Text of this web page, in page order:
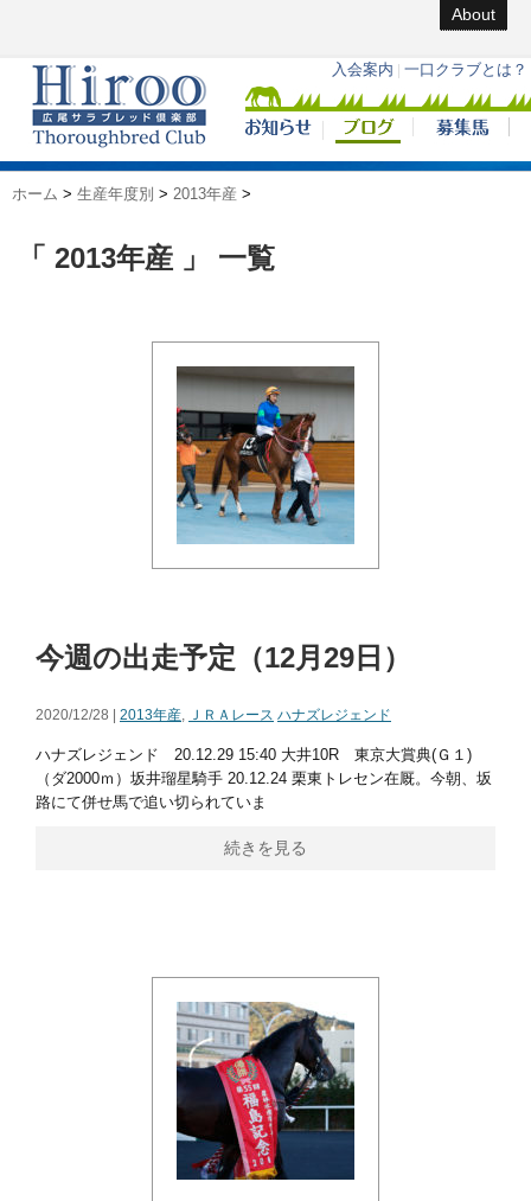
About
ホーム > 生産年度別 > 2013年産 >
「 2013年産 」 一覧
今週の出走予定（12月29日）
2020/12/28 | 2013年産, ＪＲＡレース ハナズレジェンド
ハナズレジェンド 20.12.29 15:40 大井10R 東京大賞典(Ｇ１)
（ダ2000ｍ）坂井瑠星騎手 20.12.24 栗東トレセン在厩。今朝、坂
路にて併せ馬で追い切られていま
続きを見る